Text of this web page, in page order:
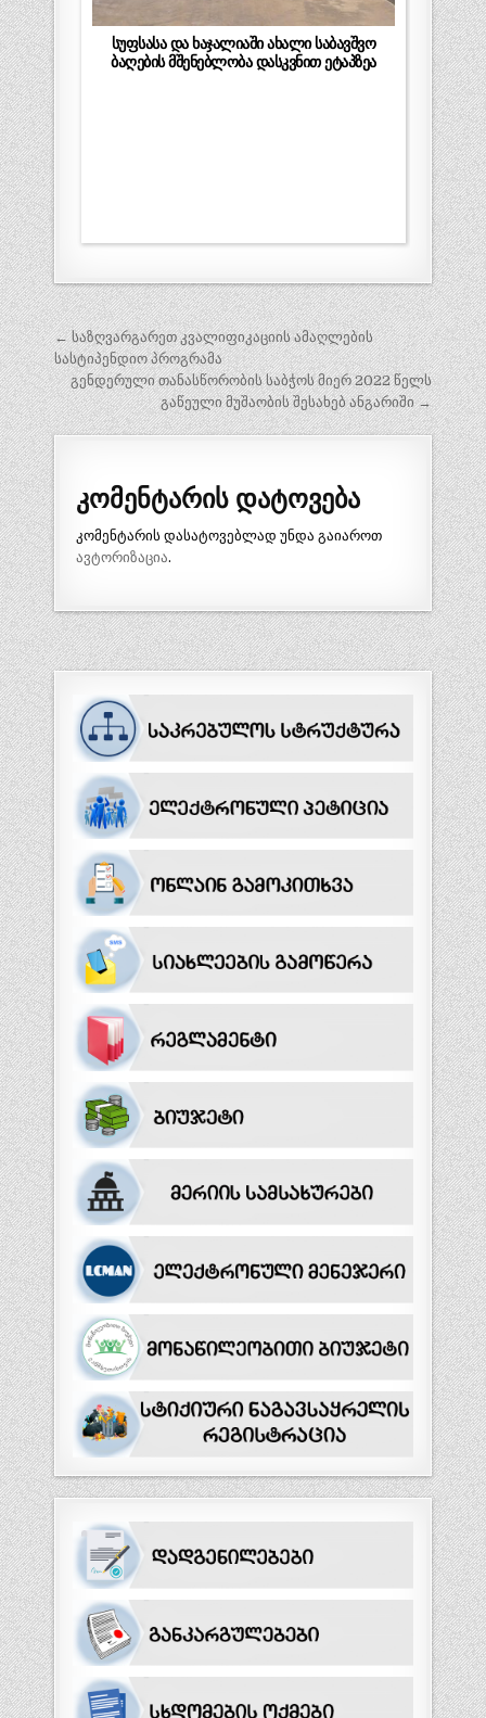
სუფსასა და ხაჯალიაში ახალი საბავშვო
ბაღების მშენებლობა დასკვნით ეტაპზეა
პოსტის
ნავიგაცია
← საზღვარგარეთ კვალიფიკაციის ამაღლების
სასტიპენდიო პროგრამა
გენდერული თანასწორობის საბჭოს მიერ 2022 წელს
გაწეული მუშაობის შესახებ ანგარიში →
კომენტარის დატოვება
კომენტარის დასატოვებლად უნდა გაიაროთ
ავტორიზაცია.